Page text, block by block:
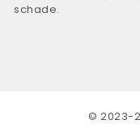
schade.
© 2023-